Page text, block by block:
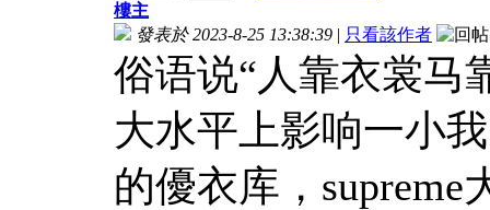
樓主
發表於 2023-8-25 13:38:39 | 只看該作者
俗语说“人靠衣裳马
大水平上影响一小
的優衣库，